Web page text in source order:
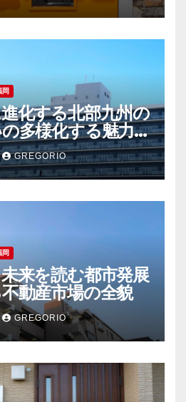
岡
化する北部九州の
多様化する魅力
GREGORIO
岡
来を読む都市発展
動産市場の全貌
GREGORIO